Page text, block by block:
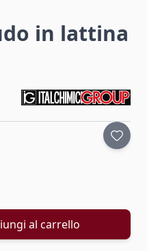
in lattina
al carrello